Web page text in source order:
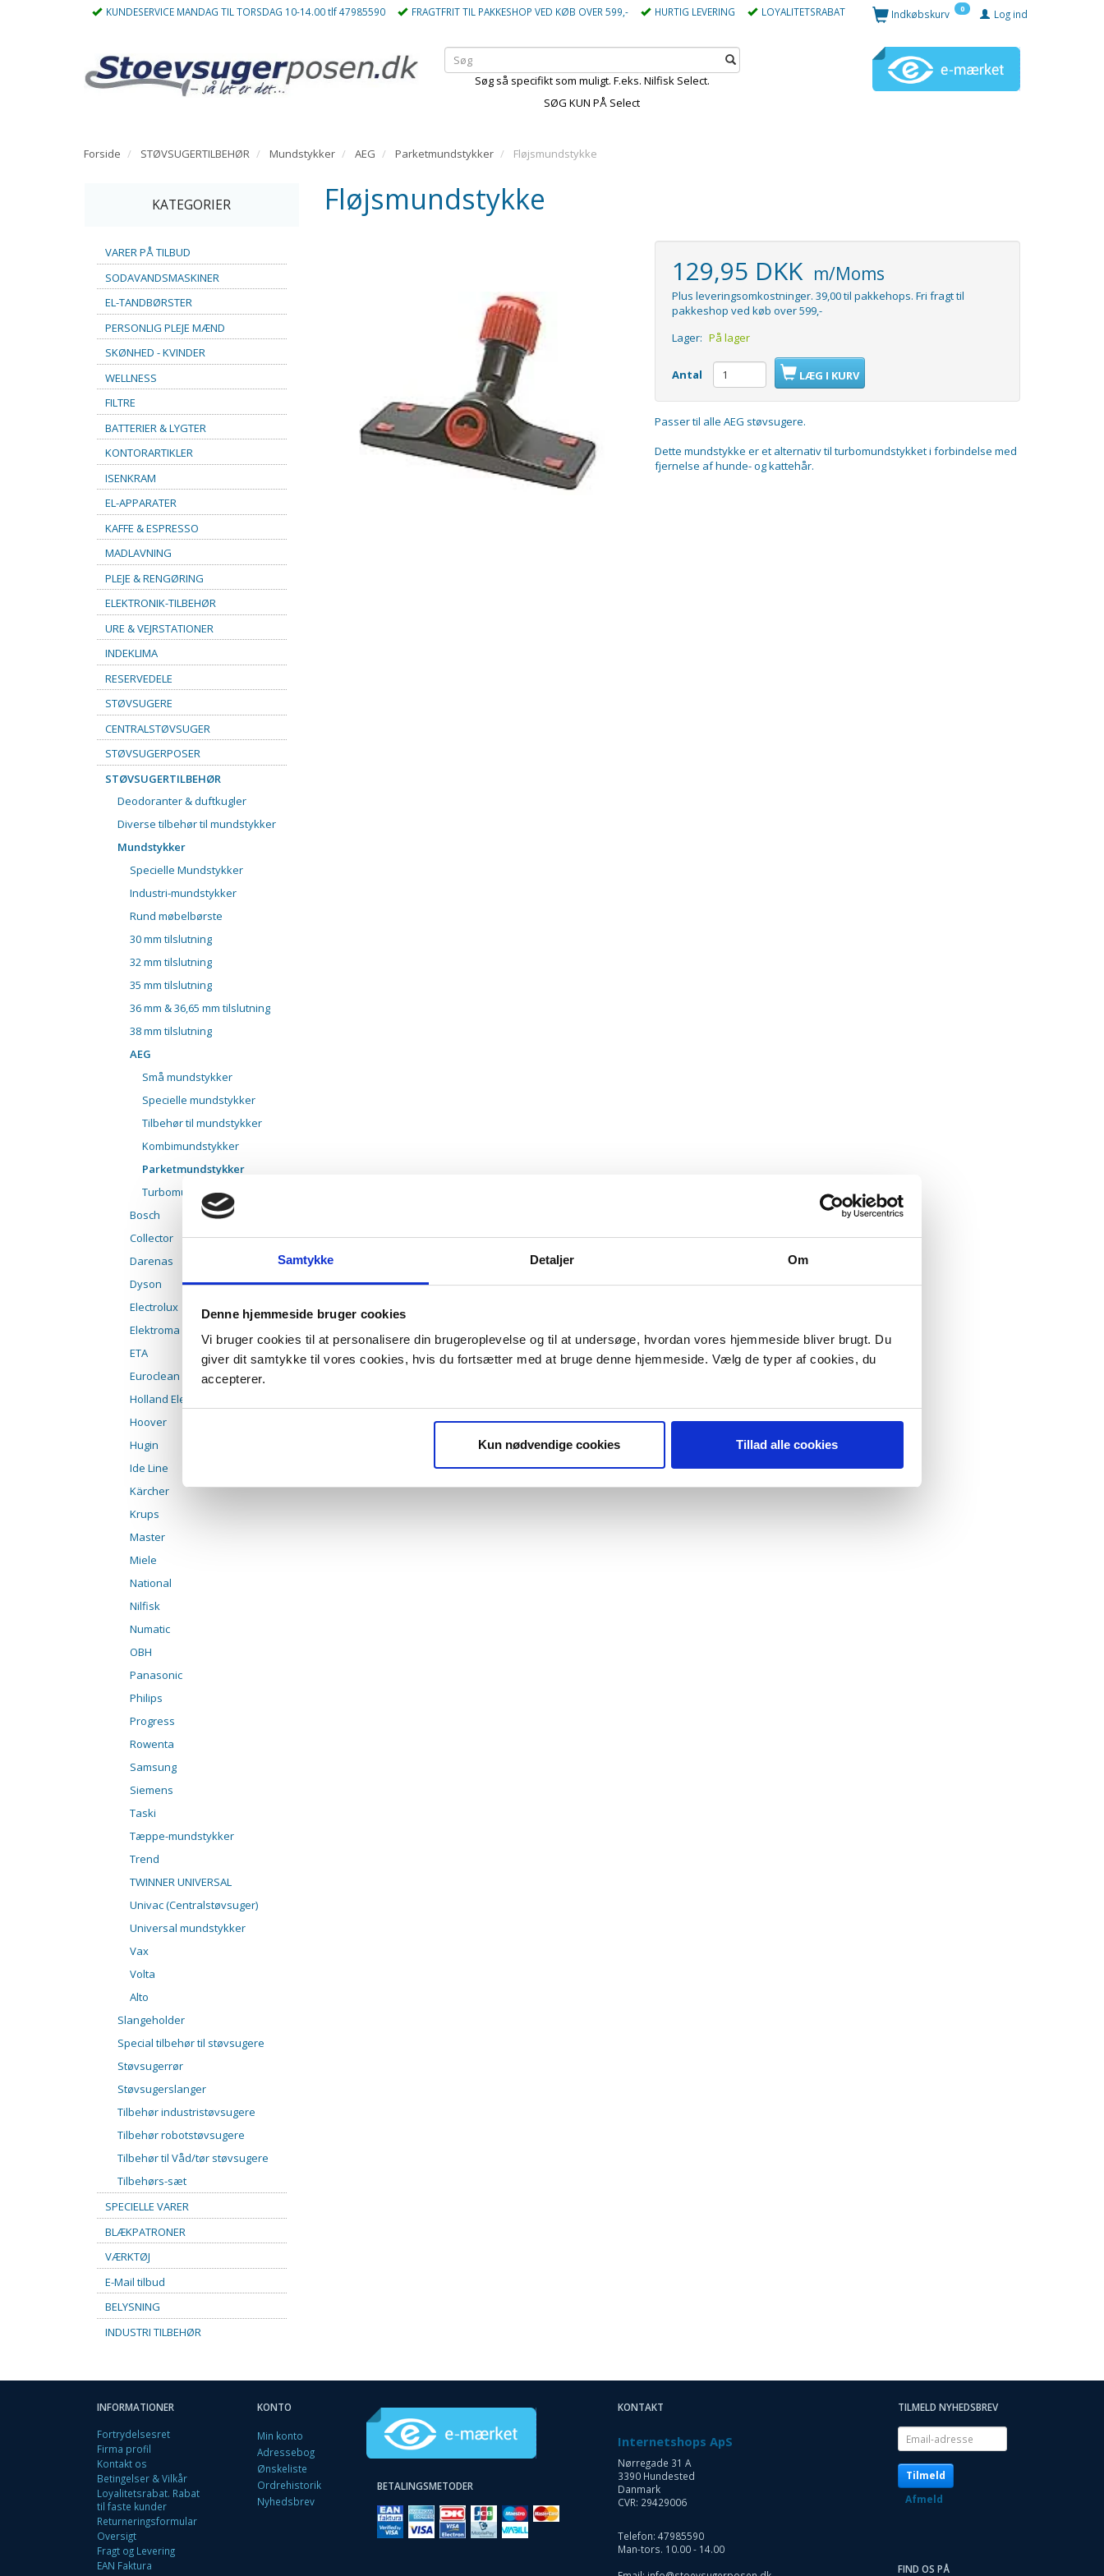
Samtykke Detaljer Om
Denne hjemmeside bruger cookies
Vi bruger cookies til at personalisere din brugeroplevelse og til at undersøge, hvordan vores hjemmeside bliver brugt. Du
giver dit samtykke til vores cookies, hvis du fortsætter med at bruge denne hjemmeside. Vælg de typer af cookies, du
accepterer.
Kun nødvendige cookies Tillad alle cookies
KUNDESERVICE MANDAG TIL TORSDAG 10-14.00 tlf 47985590 FRAGTFRIT TIL PAKKESHOP VED KØB OVER 599,- HURTIG LEVERING LOYALITETSRABAT Log ind
Indkøbskurv 0
Søg så specifikt som muligt. F.eks. Nilfisk Select.
SØG KUN PÅ Select
Forside STØVSUGERTILBEHØR Mundstykker AEG Parketmundstykker Fløjsmundstykke
KATEGORIER
VARER PÅ TILBUD
SODAVANDSMASKINER
EL-TANDBØRSTER
PERSONLIG PLEJE MÆND
SKØNHED - KVINDER
WELLNESS
FILTRE
BATTERIER & LYGTER
KONTORARTIKLER
ISENKRAM
EL-APPARATER
KAFFE & ESPRESSO
MADLAVNING
PLEJE & RENGØRING
ELEKTRONIK-TILBEHØR
URE & VEJRSTATIONER
INDEKLIMA
RESERVEDELE
STØVSUGERE
CENTRALSTØVSUGER
STØVSUGERPOSER
STØVSUGERTILBEHØR
Deodoranter & duftkugler
Diverse tilbehør til mundstykker
Mundstykker
Specielle Mundstykker
Industri-mundstykker
Rund møbelbørste
30 mm tilslutning
32 mm tilslutning
35 mm tilslutning
36 mm & 36,65 mm tilslutning
38 mm tilslutning
AEG
Små mundstykker
Specielle mundstykker
Tilbehør til mundstykker
Kombimundstykker
Parketmundstykker
Turbomundstykker
Bosch
Collector
Darenas
Dyson
Electrolux
Elektroma
ETA
Euroclean
Holland Elektro
Hoover
Hugin
Ide Line
Kärcher
Krups
Master
Miele
National
Nilfisk
Numatic
OBH
Panasonic
Philips
Progress
Rowenta
Samsung
Siemens
Taski
Tæppe-mundstykker
Trend
TWINNER UNIVERSAL
Univac (Centralstøvsuger)
Universal mundstykker
Vax
Volta
Alto
Slangeholder
Special tilbehør til støvsugere
Støvsugerrør
Støvsugerslanger
Tilbehør industristøvsugere
Tilbehør robotstøvsugere
Tilbehør til Våd/tør støvsugere
Tilbehørs-sæt
SPECIELLE VARER
BLÆKPATRONER
VÆRKTØJ
E-Mail tilbud
BELYSNING
INDUSTRI TILBEHØR
Fløjsmundstykke
129,95 DKK m/Moms
Plus leveringsomkostninger. 39,00 til pakkehops. Fri fragt til
pakkeshop ved køb over 599,-
Lager: På lager
Antal LÆG I KURV
Passer til alle AEG støvsugere.
Dette mundstykke er et alternativ til turbomundstykket i forbindelse med
fjernelse af hunde- og kattehår.
INFORMATIONER
Fortrydelsesret
Firma profil
Kontakt os
Betingelser & Vilkår
Loyalitetsrabat. Rabat
til faste kunder
Returneringsformular
Oversigt
Fragt og Levering
EAN Faktura
KONTO
Min konto
Adressebog
Ønskeliste
Ordrehistorik
Nyhedsbrev
BETALINGSMETODER
KONTAKT
Internetshops ApS
Nørregade 31 A
3390 Hundested
Danmark
CVR: 29429006
Telefon: 47985590
Man-tors. 10.00 - 14.00
TILMELD NYHEDSBREV
Email-
adresse
Tilmeld
Afmeld
FIND OS PÅ